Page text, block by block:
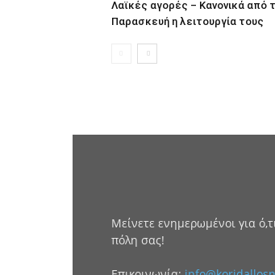
Λαϊκές αγορές – Κανονικά από
Παρασκευή η λειτουργία τους
Μείνετε ενημερωμένοι για
πόλη σας!